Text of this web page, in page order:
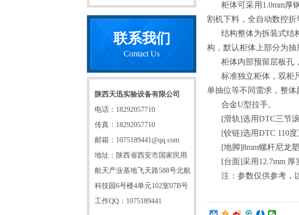
联系我们
Contact Us
陕西天迅实验设备有限公司
电话：18292057710
传真：18292057710
邮箱：1075189441@qq.com
地址：陕西省西安市国家民用
航天产业基地飞天路588号北航
科技园6号楼4单元102室07B号
工作QQ：1075189441
柜体可采用 1.0mm厚
割机下料，全自动数控折
结构整体为拆装式结
构，默认柜体上部分为抽
柜体内部预留层板孔
标准独立柜体，双柜
单抽位等不同需求，整体
合金U型拉手。
[滑轨]选用DTC三节
[铰链]选用DTC 110
[地脚]8mm螺杆尼龙
[台面]采用12.7mm
注：参数仅供参考，